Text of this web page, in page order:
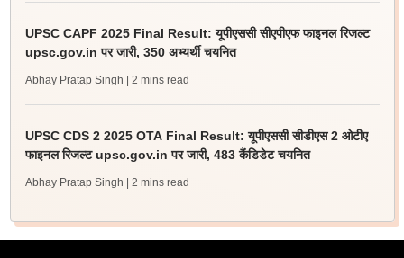
UPSC CAPF 2025 Final Result: यूपीएससी सीएपीएफ फाइनल रिजल्ट
upsc.gov.in पर जारी, 350 अभ्यर्थी चयनित
Abhay Pratap Singh | 2 mins read
UPSC CDS 2 2025 OTA Final Result: यूपीएससी सीडीएस 2 ओटीए
फाइनल रिजल्ट upsc.gov.in पर जारी, 483 कैंडिडेट चयनित
Abhay Pratap Singh | 2 mins read